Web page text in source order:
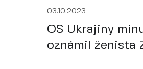
03.10.2023
OS Ukrajiny
oznámil ženista